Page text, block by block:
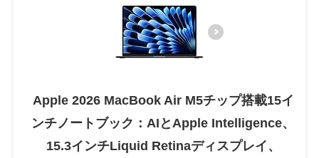
Apple 2026 MacBook Air M5チップ搭載15イ
ンチノートブック：AIとApple Intelligence、
15.3インチLiquid Retinaディスプレイ、